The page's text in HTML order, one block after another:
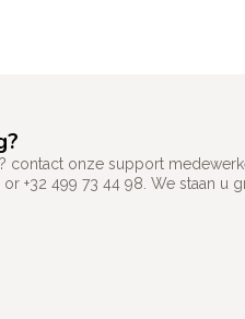
contact onze support
or +32 499 73 44 98. We staan u